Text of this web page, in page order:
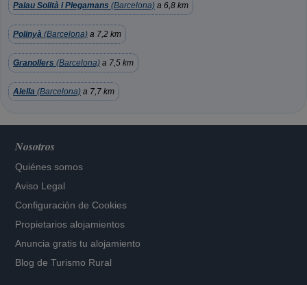
Palau Solità i Plegamans (Barcelona) a 6,8 km
Polinyà (Barcelona) a 7,2 km
Granollers (Barcelona) a 7,5 km
Alella (Barcelona) a 7,7 km
Nosotros
Quiénes somos
Aviso Legal
Configuración de Cookies
Propietarios alojamientos
Anuncia gratis tu alojamiento
Blog de Turismo Rural